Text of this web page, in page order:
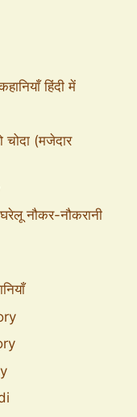
हिंदी में
(मजेदार
नौकर-नौकरानी